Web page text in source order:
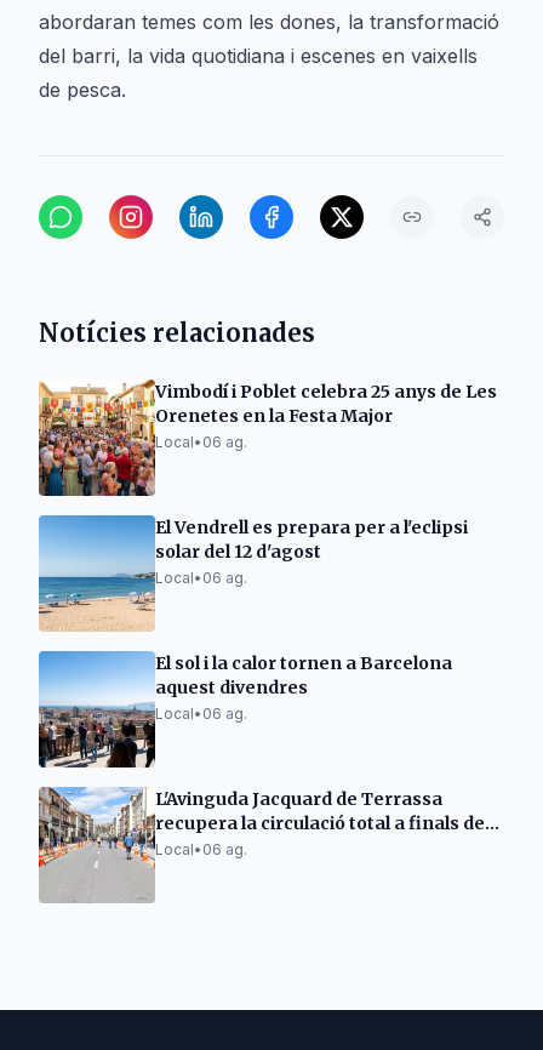
abordaran temes com les dones, la transformació
del barri, la vida quotidiana i escenes en vaixells
de pesca.
Notícies relacionades
Vimbodí i Poblet celebra 25 anys de Les
Orenetes en la Festa Major
Local• 06 ag.
El Vendrell es prepara per a l'eclipsi
solar del 12 d'agost
Local• 06 ag.
El sol i la calor tornen a Barcelona
aquest divendres
Local• 06 ag.
L'Avinguda Jacquard de Terrassa
recupera la circulació total a finals de
setmana
Local• 06 ag.